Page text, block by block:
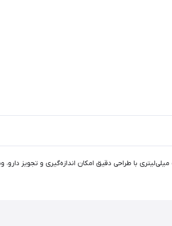
با طراحی دقیق امکان اندازه‌گیری و تجویز